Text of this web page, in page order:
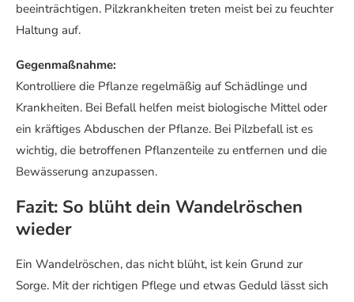
beeinträchtigen. Pilzkrankheiten treten meist bei zu feuchter
Haltung auf.
Gegenmaßnahme:
Kontrolliere die Pflanze regelmäßig auf Schädlinge und
Krankheiten. Bei Befall helfen meist biologische Mittel oder
ein kräftiges Abduschen der Pflanze. Bei Pilzbefall ist es
wichtig, die betroffenen Pflanzenteile zu entfernen und die
Bewässerung anzupassen.
Fazit: So blüht dein Wandelröschen
wieder
Ein Wandelröschen, das nicht blüht, ist kein Grund zur
Sorge. Mit der richtigen Pflege und etwas Geduld lässt sich